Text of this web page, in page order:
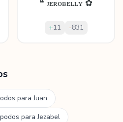
❝ ᴊᴇʀᴏʙᴇʟʟʏ ✿
+11 -831
paraJuan
paraJezabel